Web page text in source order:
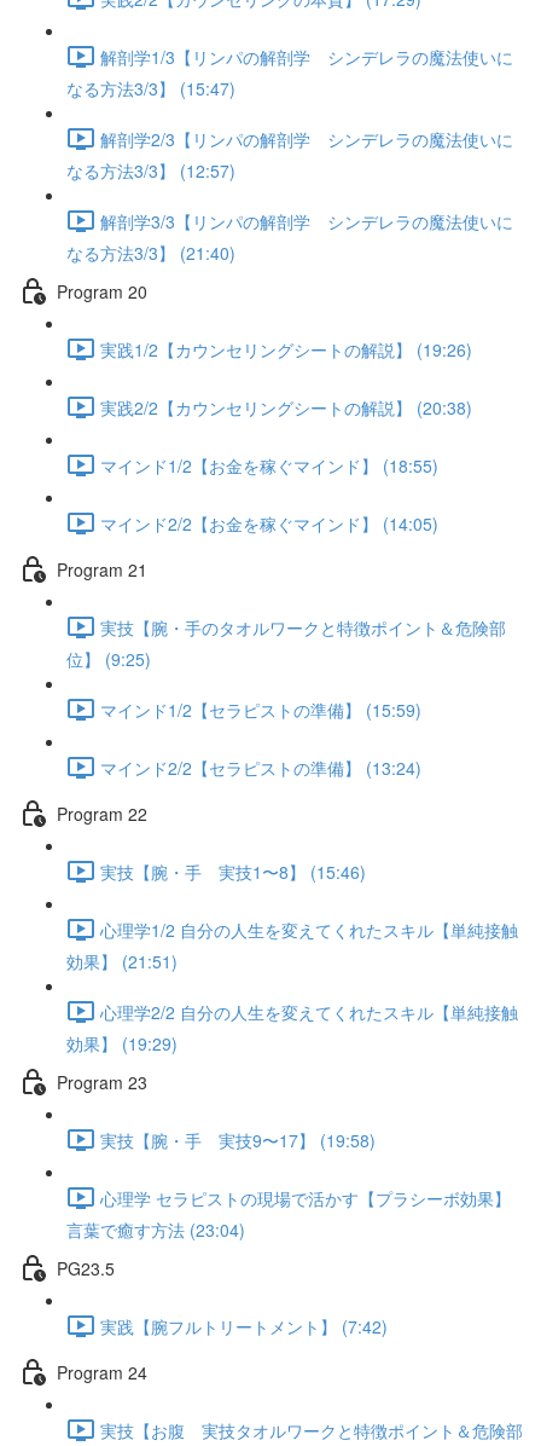
解剖学1/3【リンパの解剖学 シンデレラの魔法使いに
なる方法3/3】 (15:47)
解剖学2/3【リンパの解剖学 シンデレラの魔法使いに
なる方法3/3】 (12:57)
解剖学3/3【リンパの解剖学 シンデレラの魔法使いに
なる方法3/3】 (21:40)
Program 20
実践1/2【カウンセリングシートの解説】 (19:26)
実践2/2【カウンセリングシートの解説】 (20:38)
マインド1/2【お金を稼ぐマインド】 (18:55)
マインド2/2【お金を稼ぐマインド】 (14:05)
Program 21
実技【腕・手のタオルワークと特徴ポイント＆危険部
位】 (9:25)
マインド1/2【セラピストの準備】 (15:59)
マインド2/2【セラピストの準備】 (13:24)
Program 22
実技【腕・手 実技1〜8】 (15:46)
心理学1/2 自分の人生を変えてくれたスキル【単純接触
効果】 (21:51)
心理学2/2 自分の人生を変えてくれたスキル【単純接触
効果】 (19:29)
Program 23
実技【腕・手 実技9〜17】 (19:58)
心理学 セラピストの現場で活かす【プラシーボ効果】
言葉で癒す方法 (23:04)
PG23.5
実践【腕フルトリートメント】 (7:42)
Program 24
実技【お腹 実技タオルワークと特徴ポイント＆危険部